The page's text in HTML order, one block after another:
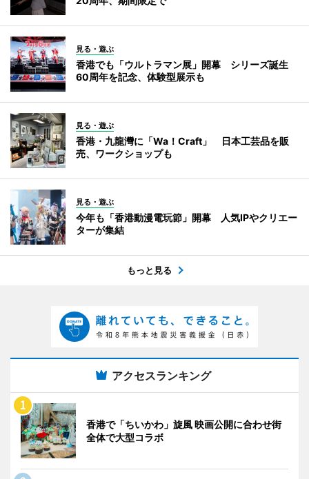
見る・遊ぶ
香港でも「ウルトラマン展」開幕 シリーズ誕生
60周年を記念、体験型展示も
見る・遊ぶ
香港・九龍灣に「Wa！Craft」 日本工芸品を販
売、ワークショップも
見る・遊ぶ
今年も「香港動漫電玩節」開幕 人気IPやクリエー
ターが集結
もっと見る
アクセスランキング
香港で「ちいかわ」旋風 映画公開に合わせ街
全体で大型コラボ